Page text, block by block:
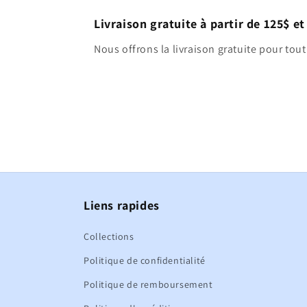
Livraison gratuite à partir de 125$
Nous offrons la livraison gratuite pour tout
Liens rapides
Collections
Politique de confidentialité
Politique de remboursement